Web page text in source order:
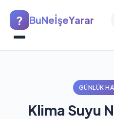
? BuNeİşeYarar
GÜNLÜK
Klima Suyu